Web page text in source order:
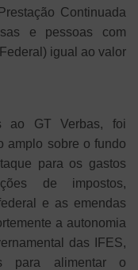
Continuada
e pessoas com
igual ao valor
ao GT Verbas, foi
amplo sobre o fundo
para os gastos
de impostos,
e as emendas
a autonomia
das IFES,
para alimentar o